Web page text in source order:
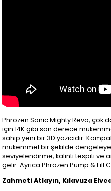
Phrozen Sonic Mighty Revo, çok
için 14K gibi son derece
sahip yeni bir 3D yazıcıdır.
mükemmel bir şekilde
seviyelendirme, kalıntı tespiti ve
gelir. Ayrıca Phrozen Pump &
Zahmeti Atlayın, Kılavuza